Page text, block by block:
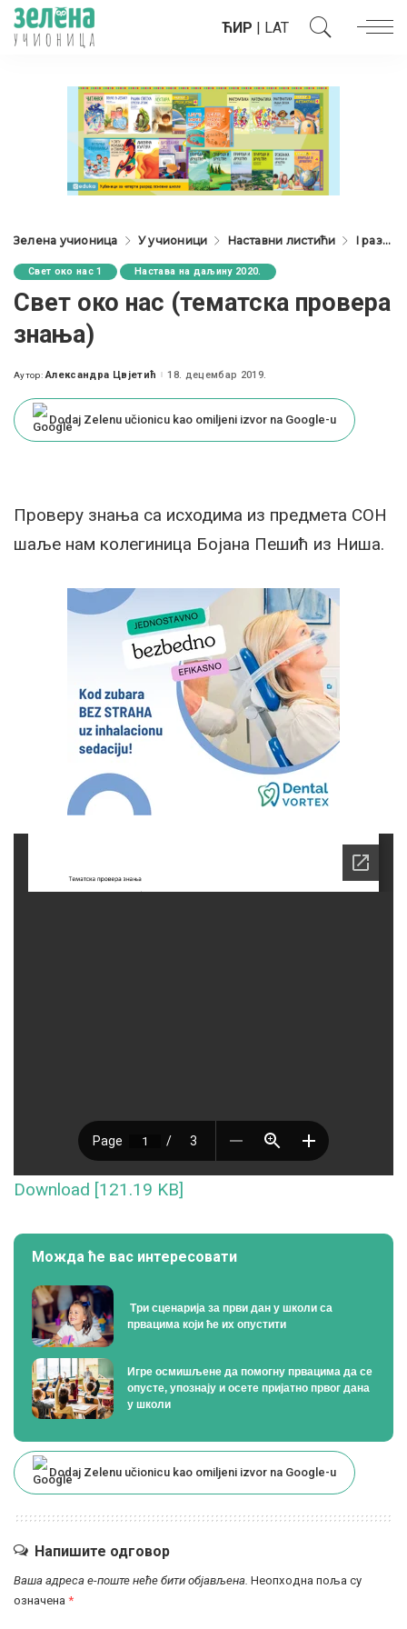
ЋИР | LAT
Зелена учионица У учионици Наставни листићи I разред
Свет око нас 1 Настава на даљину 2020.
Свет око нас (тематска провера
знања)
Posted
Аутор: Александра Цвјетић 18. децембар 2019.
Dodaj Zelenu učionicu kao omiljeni izvor na Google-u
Проверу знања са исходима из предмета СОН
шаље нам колегиница Бојана Пешић из Ниша.
Download [121.19 KB]
Можда ће вас интересовати
Tри сценарија за први дан у школи са
првацима који ће их опустити
Игре осмишљене да помогну првацима да се
опусте, упознају и осете пријатно првог дана
у школи
Dodaj Zelenu učionicu kao omiljeni izvor na Google-u
Напишите одговор
Ваша адреса е-поште неће бити објављена. Неопходна поља су
означена *